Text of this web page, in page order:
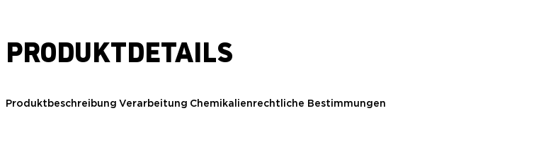
PRODUKTDETAILS
Produktbeschreibung Verarbeitung Chemikalienrechtliche Bestimmungen